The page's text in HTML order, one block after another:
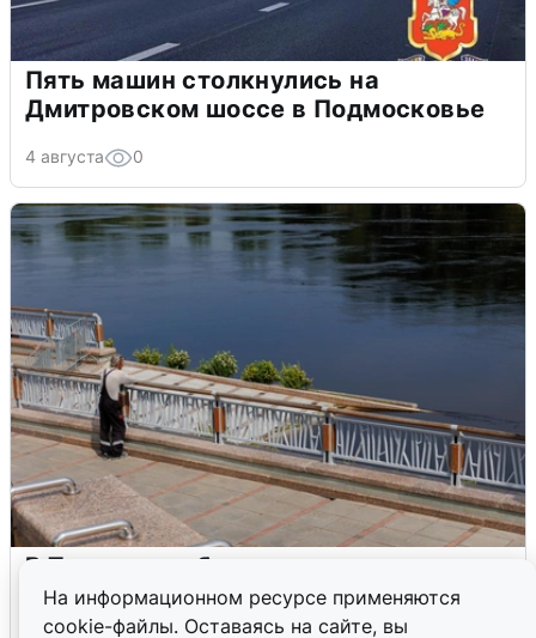
На информационном ресурсе применяются
cookie-файлы. Оставаясь на сайте, вы
Пять машин столкнулись на
Дмитровском шоссе в Подмосковье
4 августа 0
В Туре вода убывает, на других реках
области прибывает